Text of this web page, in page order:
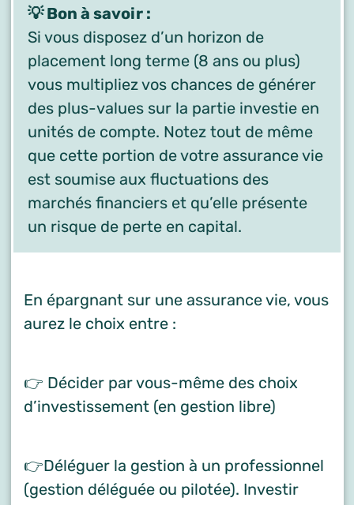
💡 Bon à savoir :
Si vous disposez d’un horizon de
placement long terme (8 ans ou plus)
vous multipliez vos chances de générer
des plus-values sur la partie investie en
unités de compte. Notez tout de même
que cette portion de votre assurance vie
est soumise aux fluctuations des
marchés financiers et qu’elle présente
un risque de perte en capital.
En épargnant sur une assurance vie, vous
aurez le choix entre :
👉 Décider par vous-même des choix
d’investissement (en gestion libre)
👉Déléguer la gestion à un professionnel
(gestion déléguée ou pilotée). Investir